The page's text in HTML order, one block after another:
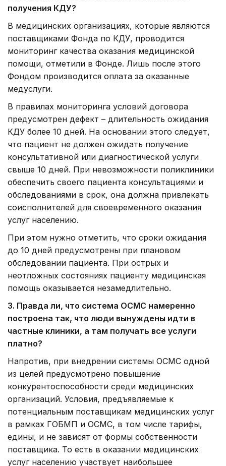
получения КДУ?
В медицинских организациях, которые являются
поставщиками Фонда по КДУ, проводится
мониторинг качества оказания медицинской
помощи, отметили в Фонде. Лишь после этого
Фондом производится оплата за оказанные
медуслуги.
В правилах мониторинга условий договора
предусмотрен дефект – длительность ожидания
КДУ более 10 дней. На основании этого следует,
что пациент не должен ожидать получение
консультативной или диагностической услуги
свыше 10 дней. При невозможности поликлиники
обеспечить своего пациента консультациями и
обследованиями в срок, она должна привлекать
соисполнителей для своевременного оказания
услуг населению.
При этом нужно отметить, что сроки ожидания
до 10 дней предусмотрены при плановом
обследовании пациента. При острых и
неотложных состояниях пациенту медицинская
помощь оказывается незамедлительно.
3. Правда ли, что система ОСМС намеренно
построена так, что люди вынуждены идти в
частные клиники, а там получать все услуги
платно?
Напротив, при внедрении системы ОСМС одной
из целей предусмотрено повышение
конкурентоспособности среди медицинских
организаций. Условия, предъявляемые к
потенциальным поставщикам медицинских услуг
в рамках ГОБМП и ОСМС, в том числе тарифы,
едины, и не зависят от формы собственности
поставщика. То есть в оказании медицинских
услуг населению участвует наибольшее